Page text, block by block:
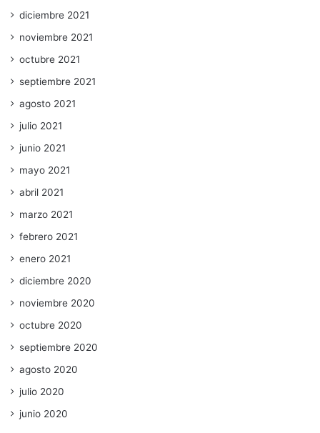
diciembre 2021
noviembre 2021
octubre 2021
septiembre 2021
agosto 2021
julio 2021
junio 2021
mayo 2021
abril 2021
marzo 2021
febrero 2021
enero 2021
diciembre 2020
noviembre 2020
octubre 2020
septiembre 2020
agosto 2020
julio 2020
junio 2020